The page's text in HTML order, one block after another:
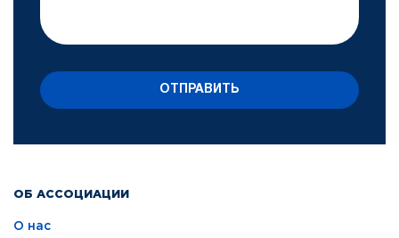
ОБ АССОЦИАЦИИ
О нас
ОТПРАВИТЬ